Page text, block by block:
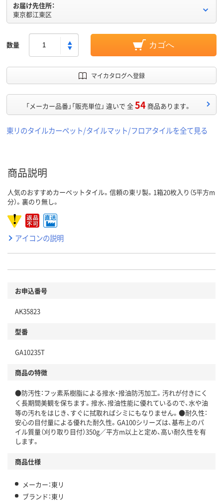
お届け先住所：
東京都江東区
数量 カゴへ
マイカタログへ登録
「メーカー品番」「販売単位」 違いで 全54 商品あります。
東リのタイルカーペット/タイルマット/フロアタイルを全て見る
商品説明
人気のおすすめカーペットタイル。信頼の東リ製。1箱20枚入り（5平方m
分）。裏のり無し。
アイコンの説明
お申込番号
AK35823
型番
GA10235T
商品の特徴
●防汚性：フッ素系樹脂による撥水・撥油防汚加工。汚れが付きにく
く長期間美観を保ちます。撥水、撥油性能に優れているので、水や油
等の汚れをはじき、すぐに拭取ればシミにもなりません。●耐久性：
安心の目付量による優れた耐久性。GA100シリーズは、基布上のパ
イル質量（刈り取り目付）350g／平方m以上と定め、高い耐久性を有
します。
商品仕様
メーカー：東リ
ブランド：東リ